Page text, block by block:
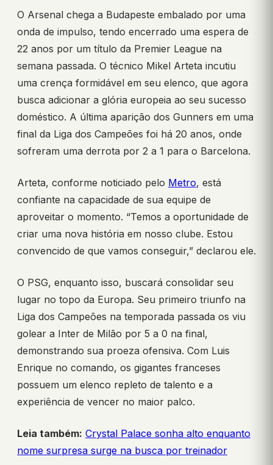
O Arsenal chega a Budapeste embalado por uma
onda de impulso, tendo encerrado uma espera de
22 anos por um título da Premier League na
semana passada. O técnico Mikel Arteta incutiu
uma crença formidável em seu elenco, que agora
busca adicionar a glória europeia ao seu sucesso
doméstico. A última aparição dos Gunners em uma
final da Liga dos Campeões foi há 20 anos, onde
sofreram uma derrota por 2 a 1 para o Barcelona.
Arteta, conforme noticiado pelo Metro, está
confiante na capacidade de sua equipe de
aproveitar o momento. “Temos a oportunidade de
criar uma nova história em nosso clube. Estou
convencido de que vamos conseguir,” declarou ele.
O PSG, enquanto isso, buscará consolidar seu
lugar no topo da Europa. Seu primeiro triunfo na
Liga dos Campeões na temporada passada os viu
golear a Inter de Milão por 5 a 0 na final,
demonstrando sua proeza ofensiva. Com Luis
Enrique no comando, os gigantes franceses
possuem um elenco repleto de talento e a
experiência de vencer no maior palco.
Leia também: Crystal Palace sonha alto enquanto
nome surpresa surge na busca por treinador